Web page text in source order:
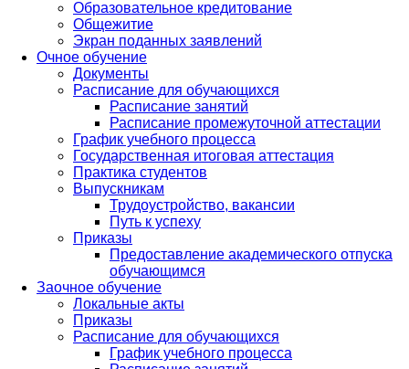
Образовательное кредитование
Общежитие
Экран поданных заявлений
Очное обучение
Документы
Расписание для обучающихся
Расписание занятий
Расписание промежуточной аттестации
График учебного процесса
Государственная итоговая аттестация
Практика студентов
Выпускникам
Трудоустройство, вакансии
Путь к успеху
Приказы
Предоставление академического отпуска
обучающимся
Заочное обучение
Локальные акты
Приказы
Расписание для обучающихся
График учебного процесса